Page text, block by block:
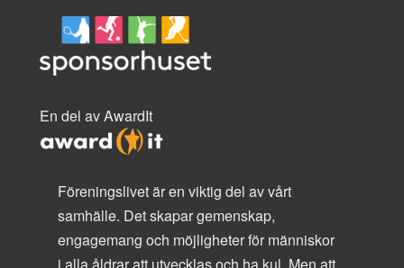
En del av AwardIt
Föreningslivet är en viktig del av vårt
samhälle. Det skapar gemenskap,
engagemang och möjligheter för människor